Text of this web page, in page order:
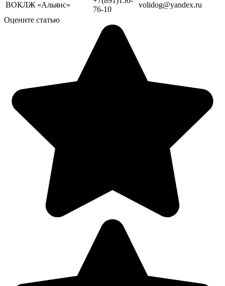
ВОКЛЖ «Альянс»
76-10
volidog@yandex.ru
Оцените статью